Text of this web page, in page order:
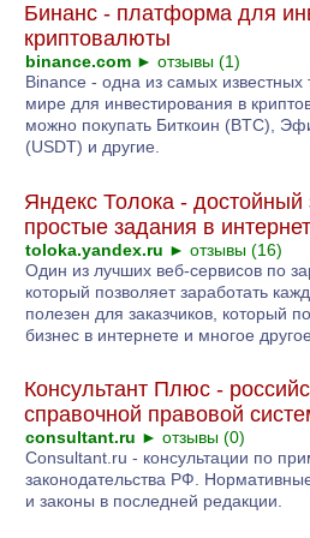
Бинанс - платформа для
криптовалюты
binance.com ► отзывы (1)
Binance - одна из самых
мире для инвестирования в
можно покупать Биткоин (BTC),
(USDT) и другие.
Яндекс Толока - достойный
простые задания в
toloka.yandex.ru ► отзывы (16)
Один из лучших веб-сервисов по
который позволяет заработать
полезен для заказчиков, который
бизнес в интернете и многое другое.
Консультант Плюс -
справочной правовой
consultant.ru ► отзывы (0)
Consultant.ru - консультации по
законодательства РФ.
и законы в последней редакции.